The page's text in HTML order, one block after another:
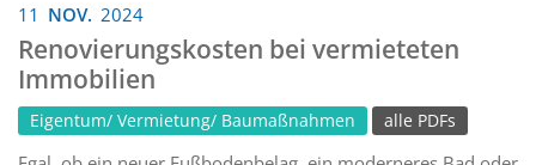
11 NOV. 2024
Renovierungskosten bei vermieteten
Immobilien
Eigentum/ Vermietung/ Baumaßnahmen alle PDFs